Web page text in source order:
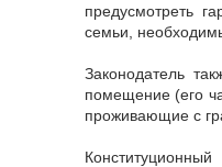
предусмотреть
семьи,
Законодатель
помещение (его
проживающие с